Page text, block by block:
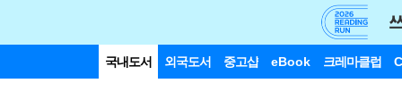
국내도서 외국도서 중고샵 eBook 크레마클럽